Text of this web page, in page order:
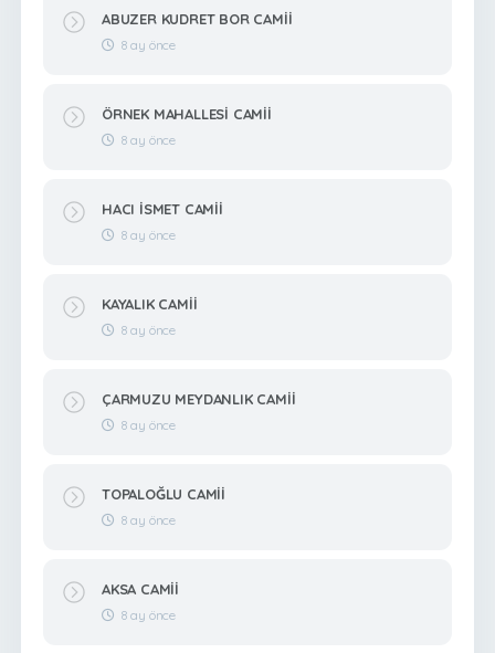
ABUZER KUDRET BOR CAMİİ
8 ay önce
ÖRNEK MAHALLESİ CAMİİ
8 ay önce
HACI İSMET CAMİİ
8 ay önce
KAYALIK CAMİİ
8 ay önce
ÇARMUZU MEYDANLIK CAMİİ
8 ay önce
TOPALOĞLU CAMİİ
8 ay önce
AKSA CAMİİ
8 ay önce